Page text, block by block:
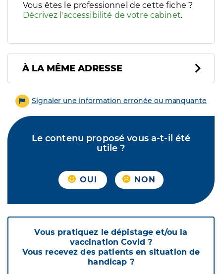
Vous êtes le professionnel de cette fiche ?
Décrivez l'accessibilité de votre cabinet.
À LA MÊME ADRESSE
Signaler une information erronée ou manquante
Le contenu proposé vous a-t-il été
utile ?
OUI NON
Vous pratiquez le dépistage et/ou la
vaccination Covid ?
Vous recevez des patients en situation de
handicap ?